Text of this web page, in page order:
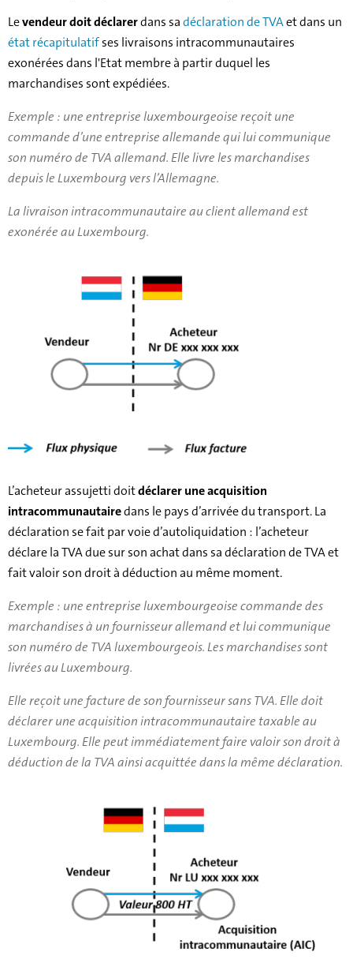
Levendeur doit déclarerdans sadéclaration de TVAet dans un
état récapitulatifses livraisons intracommunautaires
exonérées dans l'Etat membre à partir duquel les
marchandises sont expédiées.
Exemple : une entreprise luxembourgeoise reçoit une
commande d’une entreprise allemande qui lui communique
son numéro de TVA allemand. Elle livre les marchandises
depuis le Luxembourg vers l’Allemagne.
La livraison intracommunautaire au client allemand est
exonérée au Luxembourg.
L’acheteur assujetti doitdéclarer une acquisition
intracommunautairedans le pays d’arrivée du transport. La
déclaration se fait par voie d’autoliquidation : l’acheteur
déclare la TVA due sur son achat dans sa déclaration de TVA et
fait valoir son droit à déduction au même moment.
Exemple : une entreprise luxembourgeoise commande des
marchandises à un fournisseur allemand et lui communique
son numéro de TVA luxembourgeois. Les marchandises sont
livrées au Luxembourg.
Elle reçoit une facture de son fournisseur sans TVA. Elle doit
déclarer une acquisition intracommunautaire taxable au
Luxembourg. Elle peut immédiatement faire valoir son droit à
déduction de la TVA ainsi acquittée dans la même déclaration.